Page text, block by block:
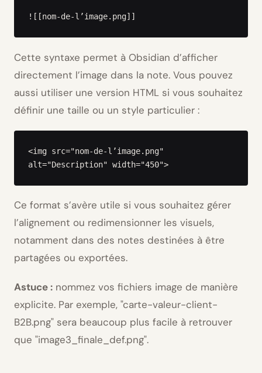
![[nom-de-l’image.png]]
Cette syntaxe permet à Obsidian d’afficher
directement l’image dans la note. Vous pouvez
aussi utiliser une version HTML si vous souhaitez
définir une taille ou un style particulier :
<img src="nom-de-l’image.png"
alt="Description" width="450">
Ce format s’avère utile si vous souhaitez gérer
l’alignement ou redimensionner les visuels,
notamment dans des notes destinées à être
partagées ou exportées.
Astuce : nommez vos fichiers image de manière
explicite. Par exemple, carte-valeur-client-
B2B.png sera beaucoup plus facile à retrouver
que image3_finale_def.png .